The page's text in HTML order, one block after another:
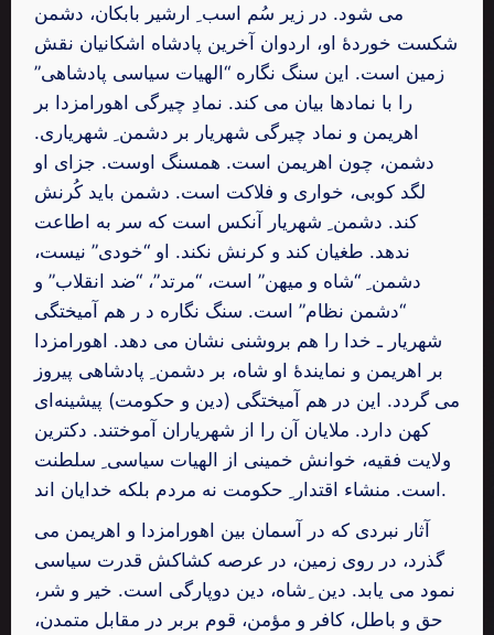
می شود. در زیر سُم اسب ِ ارشیر بابکان، دشمن
شکست خوردۀ او، اردوان آخرین پادشاه اشکانیان نقش
زمین است. این سنگ نگاره “الهیات سیاسی پادشاهی”
را با نمادها بیان می کند. نمادِ چیرگی اهورامزدا بر
اهریمن و نماد چیرگی شهریار بر دشمن ِ شهریاری.
دشمن، چون اهریمن است. همسنگ اوست. جزای او
لگد کوبی، خواری و فلاکت است. دشمن باید کُرنش
کند. دشمن ِ شهریار آنکس است که سر به اطاعت
ندهد. طغیان کند و کرنش نکند. او “خودی” نیست،
دشمن ِ “شاه و میهن” است، “مرتد”، “ضد انقلاب” و
“دشمن نظام” است. سنگ نگاره د ر هم آمیختگی
شهریار ـ خدا را هم بروشنی نشان می دهد. اهورامزدا
بر اهریمن و نمایندۀ او شاه، بر دشمن ِ پادشاهی پیروز
می گردد. این در هم آمیختگی (دین و حکومت) پیشینه‌ای
کهن دارد. ملایان آن را از شهریاران آموختند. دکترین
ولایت فقیه، خوانش خمینی از الهیات سیاسی ِ سلطنت
است. منشاء اقتدار ِ حکومت نه مردم بلکه خدایان اند.
آثار نبردی که در آسمان بین اهورامزدا و اهریمن می
گذرد، در روی زمین، در عرصه کشاکش قدرت سیاسی
نمود می یابد. دین ِشاه، دین دوپارگی است. خیر و شر،
حق و باطل، کافر و مؤمن، قوم بربر در مقابل متمدن،